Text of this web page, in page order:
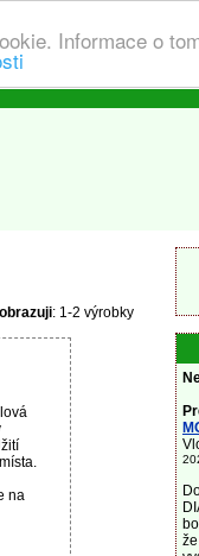
Informace o
: 1-2 výrobky
na